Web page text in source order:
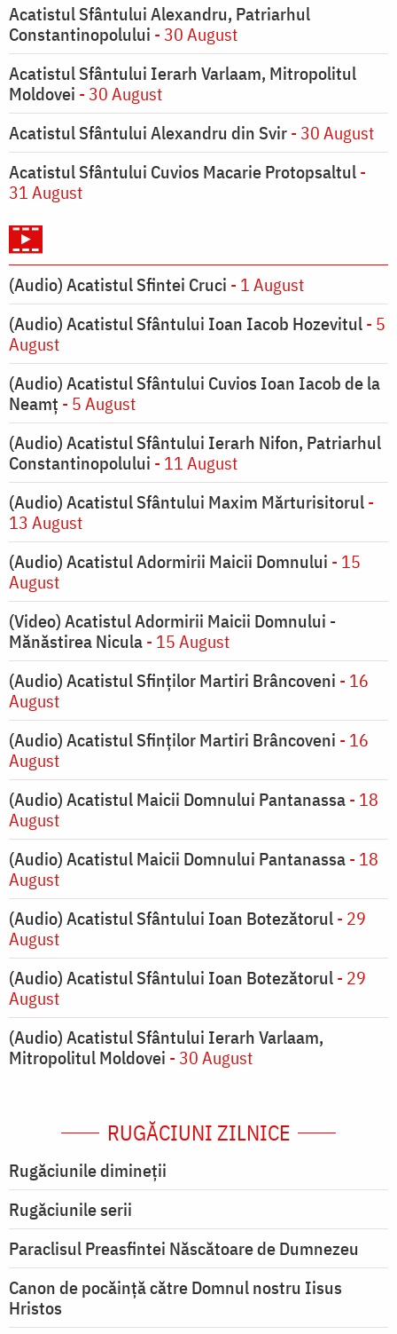
Acatistul Sfântului Alexandru, Patriarhul
Constantinopolului - 30 August
Acatistul Sfântului Ierarh Varlaam, Mitropolitul
Moldovei - 30 August
Acatistul Sfântului Alexandru din Svir- 30 August
Acatistul Sfântului Cuvios Macarie Protopsaltul-
31 August
(Audio) Acatistul Sfintei Cruci - 1 August
(Audio) Acatistul Sfântului Ioan Iacob Hozevitul- 5
August
(Audio) Acatistul Sfântului Cuvios Ioan Iacob de la
Neamț - 5 August
(Audio) Acatistul Sfântului Ierarh Nifon, Patriarhul
Constantinopolului - 11 August
(Audio) Acatistul Sfântului Maxim Mărturisitorul-
13 August
(Audio) Acatistul Adormirii Maicii Domnului - 15
August
(Video) Acatistul Adormirii Maicii Domnului -
Mănăstirea Nicula- 15 August
(Audio) Acatistul Sfinților Martiri Brâncoveni - 16
August
(Audio) Acatistul Sfinților Martiri Brâncoveni - 16
August
(Audio) Acatistul Maicii Domnului Pantanassa- 18
August
(Audio) Acatistul Maicii Domnului Pantanassa- 18
August
(Audio) Acatistul Sfântului Ioan Botezătorul- 29
August
(Audio) Acatistul Sfântului Ioan Botezătorul- 29
August
(Audio) Acatistul Sfântului Ierarh Varlaam,
Mitropolitul Moldovei - 30 August
RUGĂCIUNI ZILNICE
Rugăciunile dimineții
Rugăciunile serii
Paraclisul Preasfintei Născătoare de Dumnezeu
Canon de pocăință către Domnul nostru Iisus
Hristos